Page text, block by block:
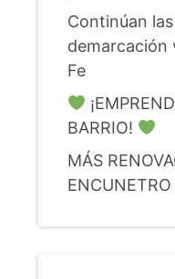
Continúan
demarcación
Fe
BARRIO!
MÁS
ENCUNETRO